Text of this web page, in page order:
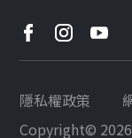
隱私權政策
Copyright©